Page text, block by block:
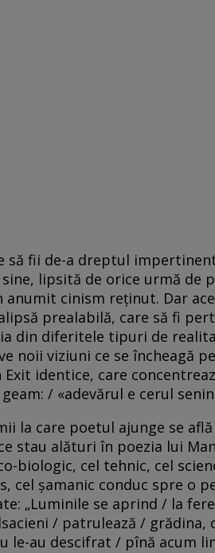
să fii de-a dreptul
lipsită de orice urmă
anumit cinism reținut. Dar
prealabilă, care să fi
din diferitele tipuri de
noii viziuni ce se încheagă
identice, care
/ «adevărul e cerul
la care poetul ajunge se
stau alături în poezia lui
biologic, cel tehnic, cel
cel șamanic conduc spre o
„Luminile se aprind / la
/ patrulează /
le-au descifrat / pînă acum